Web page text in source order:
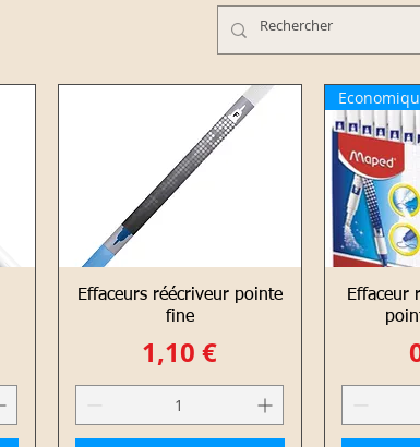
Aperçu rapide
Effaceurs réécriveur pointe
fine
Prix
1,10 €
Effaceur